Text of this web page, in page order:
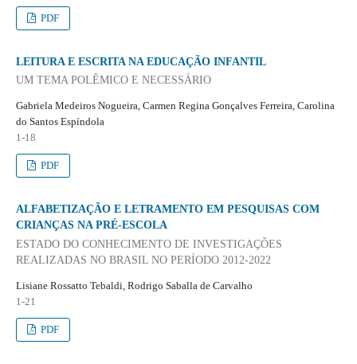
PDF
LEITURA E ESCRITA NA EDUCAÇÃO INFANTIL
UM TEMA POLÊMICO E NECESSÁRIO
Gabriela Medeiros Nogueira, Carmen Regina Gonçalves Ferreira, Carolina
do Santos Espíndola
1-18
PDF
ALFABETIZAÇÃO E LETRAMENTO EM PESQUISAS COM
CRIANÇAS NA PRÉ-ESCOLA
ESTADO DO CONHECIMENTO DE INVESTIGAÇÕES
REALIZADAS NO BRASIL NO PERÍODO 2012-2022
Lisiane Rossatto Tebaldi, Rodrigo Saballa de Carvalho
1-21
PDF